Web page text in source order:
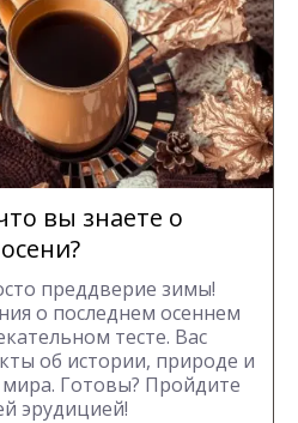
вы знаете о
преддверие зимы!
о последнем осеннем
тесте. Вас
об истории, природе и
мира. Готовы? Пройдите
эрудицией!